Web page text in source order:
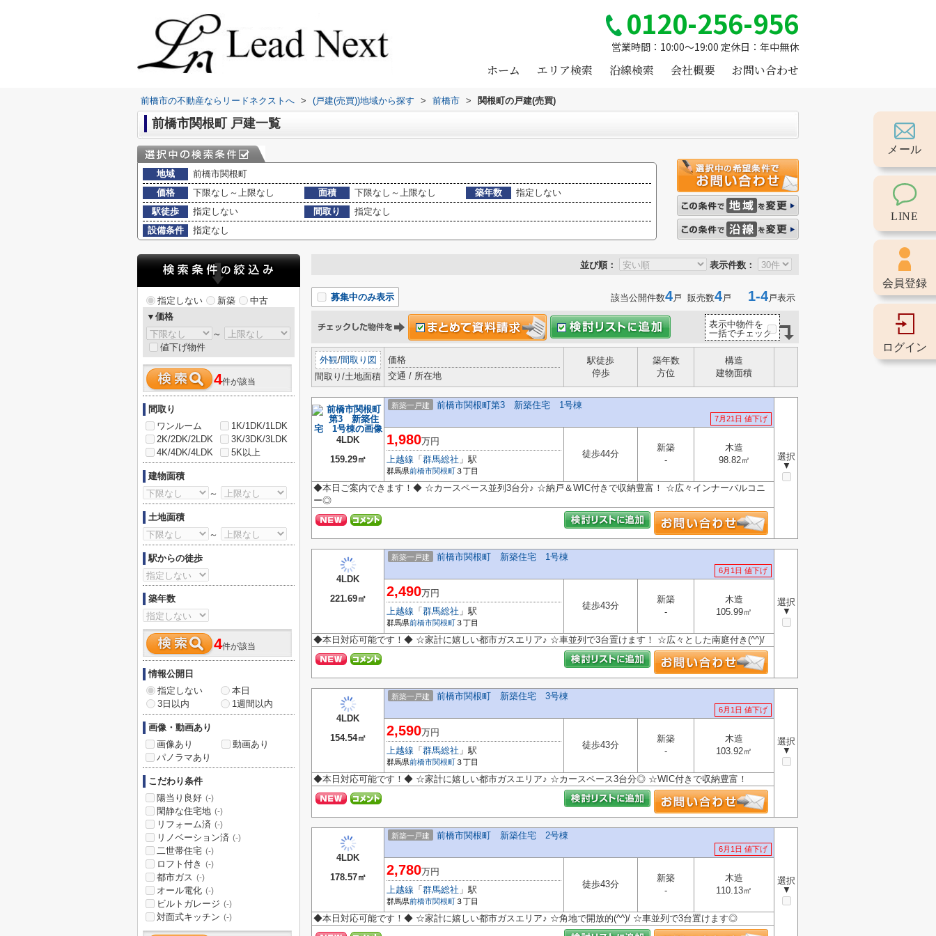
0120-256-956
営業時間：10:00～19:00 定休日：年中無休
ホーム エリア検索 沿線検索 会社概要 お問い合わせ
前橋市の不動産ならリードネクストへ > (戸建(売買))地域から探す > 前橋市 > 関根町の戸建(売買)
前橋市関根町 戸建一覧
地域
前橋市関根町
価格
下限なし～上限なし 面積 下限なし～上限なし 築年数
指定しない
駅徒歩
指定しない 間取り
指定なし
設備条件
指定なし
並び順： 表示件数：
募集中のみ表示 該当公開件数4戸 販売数4戸 1-4戸表示
表示中物件を
一括でチェック
外観/間取り図
間取り/土地面積
価格
交通 / 所在地
駅徒歩
停歩
築年数
方位
構造
建物面積
4LDK
159.29㎡
新築一戸建 前橋市関根町第3 新築住宅 1号棟
7月21日 値下げ
選択
▼
1,980万円
上越線 「 群馬総社 」駅
群馬県前橋市関根町 ３丁目
徒歩44分
新築
-
木造
98.82㎡
◆本日ご案内できます！◆ ☆カースペース並列3台分♪ ☆納戸＆WIC付きで収納豊富！ ☆広々インナーバルコニ
ー◎
4LDK
221.69㎡
新築一戸建 前橋市関根町 新築住宅 1号棟
6月1日 値下げ
選択
▼
2,490万円
上越線 「 群馬総社 」駅
群馬県前橋市関根町 ３丁目
徒歩43分
新築
-
木造
105.99㎡
◆本日対応可能です！◆ ☆家計に嬉しい都市ガスエリア♪ ☆車並列で3台置けます！ ☆広々とした南庭付き(^^)/
4LDK
154.54㎡
新築一戸建 前橋市関根町 新築住宅 3号棟
6月1日 値下げ
選択
▼
2,590万円
上越線 「 群馬総社 」駅
群馬県前橋市関根町 ３丁目
徒歩43分
新築
-
木造
103.92㎡
◆本日対応可能です！◆ ☆家計に嬉しい都市ガスエリア♪ ☆カースペース3台分◎ ☆WIC付きで収納豊富！
4LDK
178.57㎡
新築一戸建 前橋市関根町 新築住宅 2号棟
6月1日 値下げ
選択
▼
2,780万円
上越線 「 群馬総社 」駅
群馬県前橋市関根町 ３丁目
徒歩43分
新築
-
木造
110.13㎡
◆本日対応可能です！◆ ☆家計に嬉しい都市ガスエリア♪ ☆角地で開放的(^^)/ ☆車並列で3台置けます◎
指定しない 新築
中古
▼価格
～
値下げ物件
4件が該当
間取り
ワンルーム
1K/1DK/1LDK
2K/2DK/2LDK
3K/3DK/3LDK
4K/4DK/4LDK
5K以上
建物面積
～
土地面積
～
駅からの徒歩
築年数
4件が該当
情報公開日
指定しない
本日
3日以内
1週間以内
画像・動画あり
画像あり
動画あり
パノラマあり
こだわり条件
陽当り良好 (-)
閑静な住宅地 (-)
リフォーム済 (-)
リノベーション済 (-)
二世帯住宅 (-)
ロフト付き (-)
都市ガス (-)
オール電化 (-)
ビルトガレージ (-)
対面式キッチン (-)
メール
LINE
会員登録
ログイン